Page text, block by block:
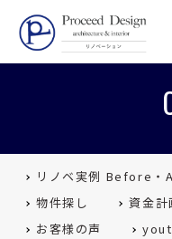
リノベ実例 Before
物件探し
資金計
お客様の声